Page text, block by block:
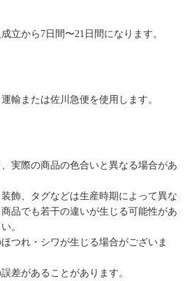
立から7日間〜21日間になります。
輸または佐川急便を使用します。
実際の商品の色合いと異なる場合があ
飾、タグなどは生産時期によって異な
品でも若干の違いが生じる可能性があ
。
つれ・シワが生じる場合がございま
差があることがあります。